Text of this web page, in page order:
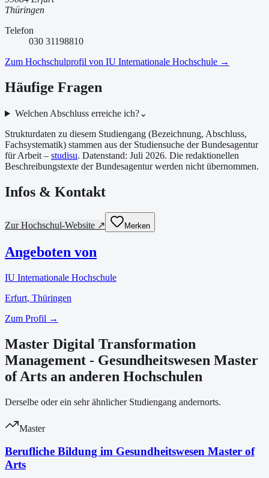
Thüringen
Telefon
030 31198810
Zum Hochschulprofil von IU Internationale Hochschule →
Häufige Fragen
Welchen Abschluss erreiche ich?⌄
Strukturdaten zu diesem Studiengang (Bezeichnung, Abschluss,
Fachsystematik) stammen aus der Studiensuche der Bundesagentur
für Arbeit – studisu. Datenstand: Juli 2026. Die redaktionellen
Beschreibungstexte der Bundesagentur werden nicht übernommen.
Infos & Kontakt
Zur Hochschul-Website ↗ Merken
Angeboten von
IU Internationale Hochschule
Erfurt, Thüringen
Zum Profil →
Master Digital Transformation
Management - Gesundheitswesen Master
of Arts an anderen Hochschulen
Derselbe oder ein sehr ähnlicher Studiengang andernorts.
Master
Berufliche Bildung im Gesundheitswesen Master of
Arts